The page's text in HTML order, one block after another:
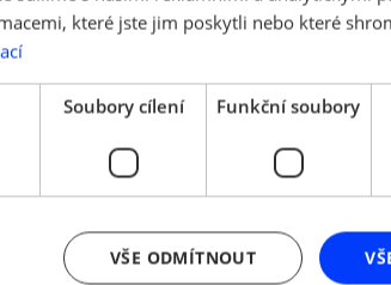
Realizátor projektu:
podniků a živnostníků
Oficiální zahájení
Generální partneři
Auto
Partneři projektu:
Mastercard
které jste jim poskytli nebo které
Soubory cílení Funkční soubory
VŠE ODMÍTNOUT